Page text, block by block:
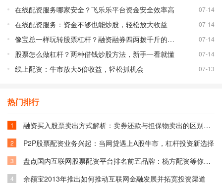
在线配资服务哪家安全？飞乐乐平台资金安全效率高 07-14
在线配资服务：资金不够也能炒股，轻松放大收益 07-14
像宝总一样玩转股票杠杆？融资融券四两拨千斤的秘密 07-14
股票怎么做杠杆？两种借钱炒股方法，新手一看就懂 07-14
线上配资：牛市放大5倍收益，轻松抓机会 07-13
热门排行
1 融资买入股票卖出方式解析：卖券还款与担保物卖出的区别与选择
2 P2P股票配资业务兴起：当网贷遇上A股牛市，杠杆投资新选择
3 盘点国内互联网股票配资平台排名前五品牌：杨方配资等你了解
4 余额宝2013年推出如何推动互联网金融发展并拓宽投资渠道